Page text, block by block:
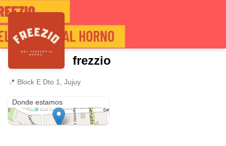
frezzio
📍 Block E Dto 1, Jujuy
Donde estamos